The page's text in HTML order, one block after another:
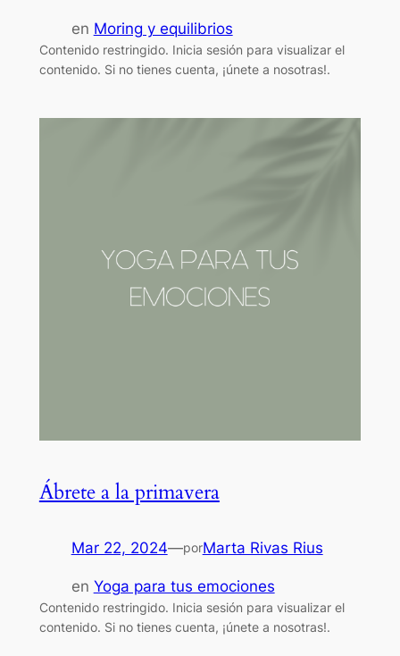
en Moring y equilibrios
Contenido restringido. Inicia sesión para visualizar el
contenido. Si no tienes cuenta, ¡únete a nosotras!.
Ábrete a la primavera
Mar 22, 2024—porMarta Rivas Rius
en Yoga para tus emociones
Contenido restringido. Inicia sesión para visualizar el
contenido. Si no tienes cuenta, ¡únete a nosotras!.